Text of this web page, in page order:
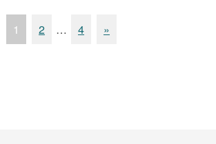
1 2 … 4 »